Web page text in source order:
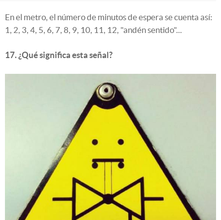
En el metro, el número de minutos de espera se cuenta así:
1, 2, 3, 4, 5, 6, 7, 8, 9, 10, 11, 12, "andén sentido"...
17. ¿Qué significa esta señal?